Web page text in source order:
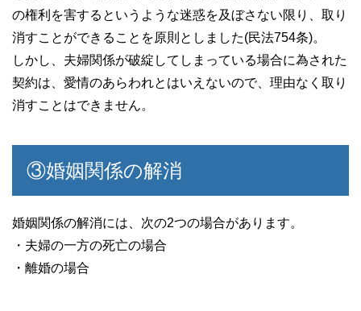
の権利を害するというような迷惑を及ぼさない限り、取り
消すことができることを原則としました(民法754条)。
しかし、夫婦関係が破綻してしまっている場合に為された
契約は、愛情のあらわれとはいえないので、理由なく取り
消すことはできません。
③婚姻関係の解消
婚姻関係の解消には、次の2つの場合があります。
・夫婦の一方の死亡の場合
・離婚の場合